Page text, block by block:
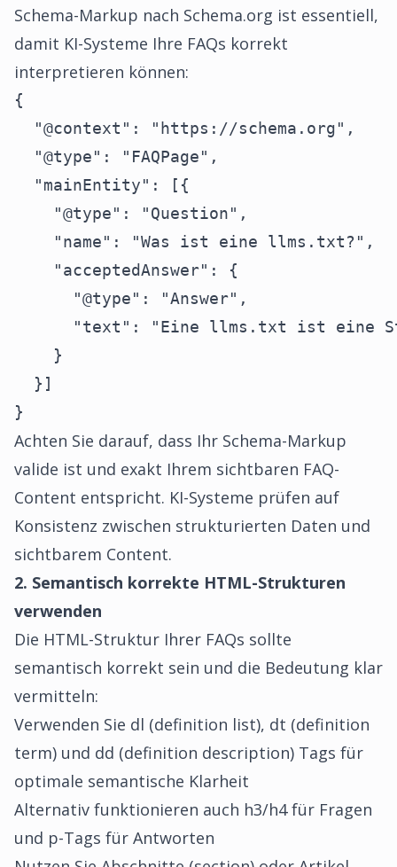
Schema-Markup nach Schema.org ist essentiell,
damit KI-Systeme Ihre FAQs korrekt
interpretieren können:
{
  "@context": "https://schema.org",
  "@type": "FAQPage",
  "mainEntity": [{
    "@type": "Question",
    "name": "Was ist eine llms.txt?",
    "acceptedAnswer": {
      "@type": "Answer",
"text": "Eine llms.txt ist eine
    }
  }]
}
Achten Sie darauf, dass Ihr Schema-Markup
valide ist und exakt Ihrem sichtbaren FAQ-
Content entspricht. KI-Systeme prüfen auf
Konsistenz zwischen strukturierten Daten und
sichtbarem Content.
2. Semantisch korrekte HTML-Strukturen
verwenden
Die HTML-Struktur Ihrer FAQs sollte
semantisch korrekt sein und die Bedeutung klar
vermitteln:
Verwenden Sie dl (definition list), dt (definition
term) und dd (definition description) Tags für
optimale semantische Klarheit
Alternativ funktionieren auch h3/h4 für Fragen
und p-Tags für Antworten